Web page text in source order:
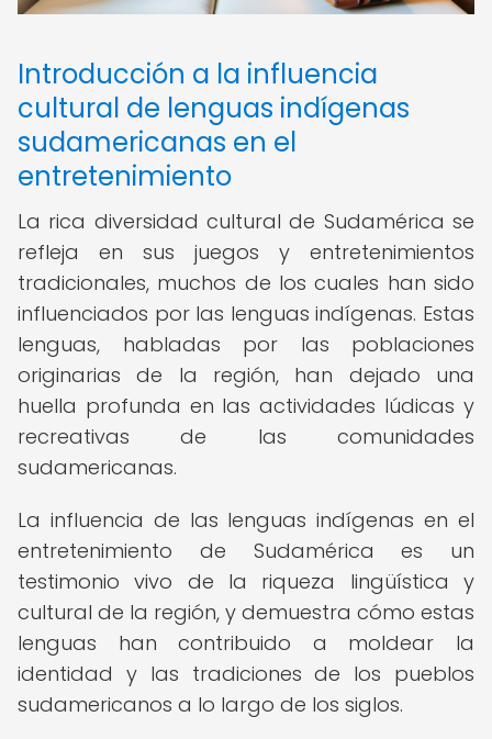
Introducción a la influencia
cultural de lenguas indígenas
sudamericanas en el
entretenimiento
La rica diversidad cultural de Sudamérica se
refleja en sus juegos y entretenimientos
tradicionales, muchos de los cuales han sido
influenciados por las lenguas indígenas. Estas
lenguas, habladas por las poblaciones
originarias de la región, han dejado una
huella profunda en las actividades lúdicas y
recreativas de las comunidades
sudamericanas.
La influencia de las lenguas indígenas en el
entretenimiento de Sudamérica es un
testimonio vivo de la riqueza lingüística y
cultural de la región, y demuestra cómo estas
lenguas han contribuido a moldear la
identidad y las tradiciones de los pueblos
sudamericanos a lo largo de los siglos.